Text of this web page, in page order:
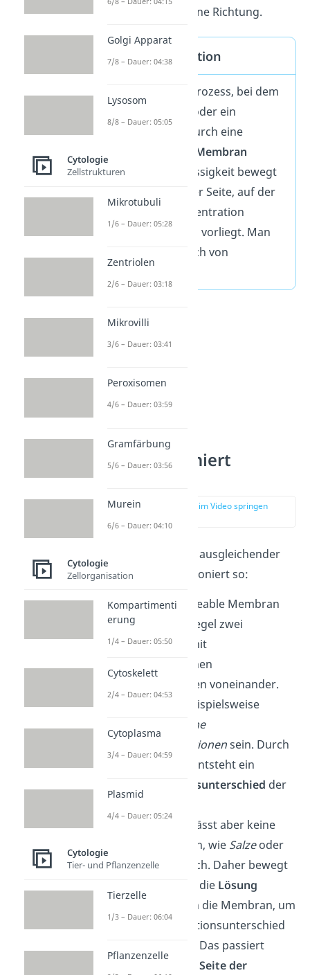
Membran nur in eine Richtung.
Osmose Definition
ist ein Prozess, bei dem
eine Flüssigkeit oder ein
Lösungsmittel durch eine
semipermeable Membran
wandert. Die Flüssigkeit bewegt
sich immer zu der Seite, auf der
die höhere Konzentration
gelöster Teilchen vorliegt. Man
spricht dabei auch von
Wie funktioniert
zur Stelle im Video springen
Die Osmose ist ein ausgleichender
Prozess und funktioniert so:
Eine semipermeable Membran
trennt in der Regel zwei
Flüssigkeiten mit
unterschiedlichen
Konzentrationen voneinander.
Das können beispielsweise
unterschiedliche
Salzkonzentrationensein. Durch
die Trennung entsteht ein
Konzentrationsunterschied der
lässt aber keine
großen Teilchen, wie Salzeoder
Zucker, hindurch. Daher bewegt
sich schließlich die Lösung
(Wasser) durch die Membran, um
den Konzentrationsunterschied
auszugleichen. Das passiert
von der Seite der
Golgi Apparat
7/8 – Dauer: 04:38
Lysosom
8/8 – Dauer: 05:05
Cytologie
Zellstrukturen
Mikrotubuli
1/6 – Dauer: 05:28
Zentriolen
2/6 – Dauer: 03:18
Mikrovilli
3/6 – Dauer: 03:41
Peroxisomen
4/6 – Dauer: 03:59
Gramfärbung
5/6 – Dauer: 03:56
Murein
6/6 – Dauer: 04:10
Cytologie
Zellorganisation
Kompartimenti
erung
1/4 – Dauer: 05:50
Cytoskelett
2/4 – Dauer: 04:53
Cytoplasma
3/4 – Dauer: 04:59
Plasmid
4/4 – Dauer: 05:24
Cytologie
Tier- und Pflanzenzelle
Tierzelle
1/3 – Dauer: 06:04
Pflanzenzelle